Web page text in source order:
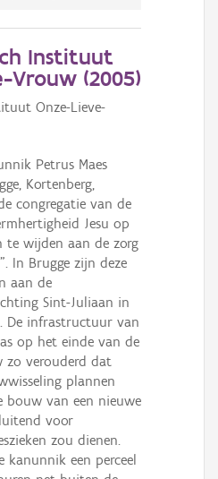
Instituut
Vrouw (2005)
Onze-Lieve-
Petrus Maes
Kortenberg,
congregatie van de
Jesu op
te wijden aan de zorg
In Brugge zijn deze
aan de
Sint-Juliaan in
De infrastructuur van
op het einde van de
zo verouderd dat
plannen
bouw van een nieuwe
voor
zou dienen.
kanunnik een perceel